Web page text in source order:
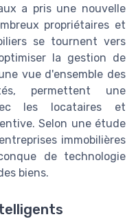
a pris une nouvelle
propriétaires et
se tournent vers
la gestion de
vue d'ensemble des
permettent une
les locataires et
Selon une étude
immobilières
de technologie
biens.